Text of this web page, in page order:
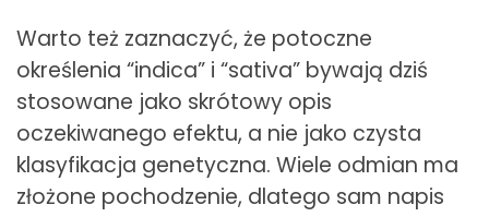
Warto też zaznaczyć, że potoczne
określenia “indica” i “sativa” bywają dziś
stosowane jako skrótowy opis
oczekiwanego efektu, a nie jako czysta
klasyfikacja genetyczna. Wiele odmian ma
złożone pochodzenie, dlatego sam napis